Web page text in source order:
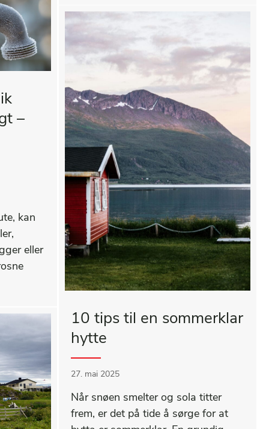
–
kan
eller
10 tips til en sommerklar
hytte
27. mai 2025
Når snøen smelter og sola titter
frem, er det på tide å sørge for at